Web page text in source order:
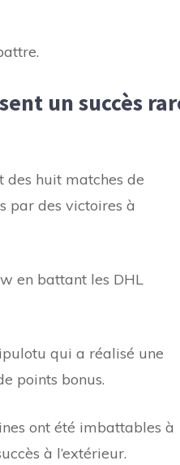
un succès
des huit matches de
par des victoires à
en battant les DHL
qui a réalisé une
points bonus.
ont été imbattables à
à l’extérieur.